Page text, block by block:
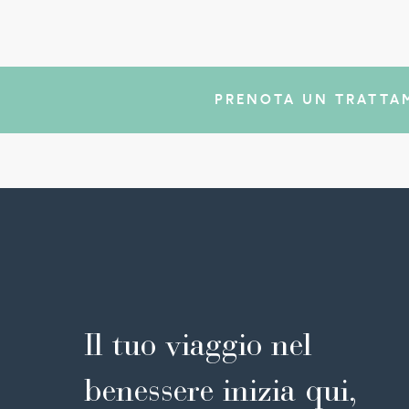
PRENOTA UN
Il tuo viaggio nel
benessere inizia qui,